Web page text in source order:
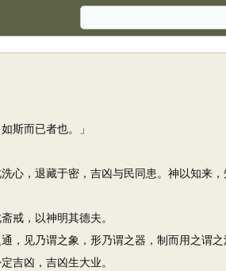
斯而已者也。」
，退藏于密，吉凶与民同患。神以知来，
，以神明其德夫。
见乃谓之象，形乃谓之器，制而用之谓之
凶，吉凶生大业。